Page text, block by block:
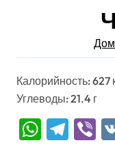
Калорийность: 627
Углеводы: 21.4 г